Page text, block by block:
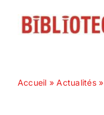
Accueil »Actualités»